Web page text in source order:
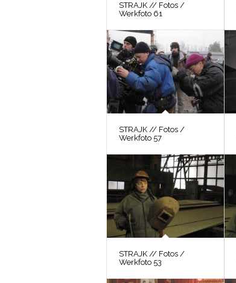
STRAJK // Fotos /
Werkfoto 61
STRAJK // Fotos /
Werkfoto 57
STRAJK // Fotos /
Werkfoto 53